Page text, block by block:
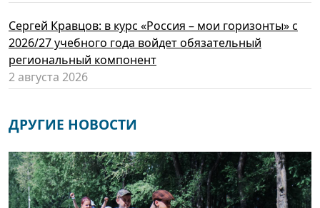
Сергей Кравцов: в курс «Россия – мои горизонты» с
2026/27 учебного года войдет обязательный
региональный компонент
2 августа 2026
ДРУГИЕ НОВОСТИ